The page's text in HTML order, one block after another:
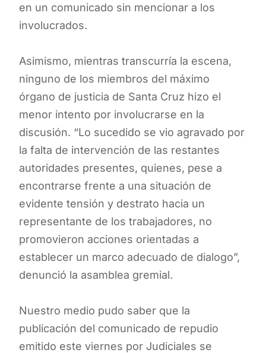
en un comunicado sin mencionar a los
involucrados.
Asimismo, mientras transcurría la escena,
ninguno de los miembros del máximo
órgano de justicia de Santa Cruz hizo el
menor intento por involucrarse en la
discusión. “Lo sucedido se vio agravado por
la falta de intervención de las restantes
autoridades presentes, quienes, pese a
encontrarse frente a una situación de
evidente tensión y destrato hacia un
representante de los trabajadores, no
promovieron acciones orientadas a
establecer un marco adecuado de dialogo”,
denunció la asamblea gremial.
Nuestro medio pudo saber que la
publicación del comunicado de repudio
emitido este viernes por Judiciales se